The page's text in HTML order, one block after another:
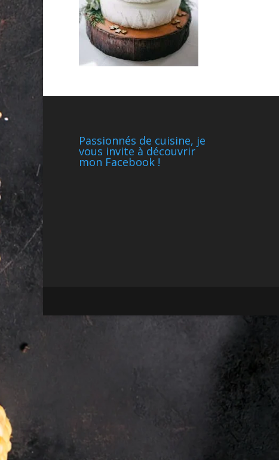
Passionnés de cuisine, je
vous invite à découvrir
mon Facebook !